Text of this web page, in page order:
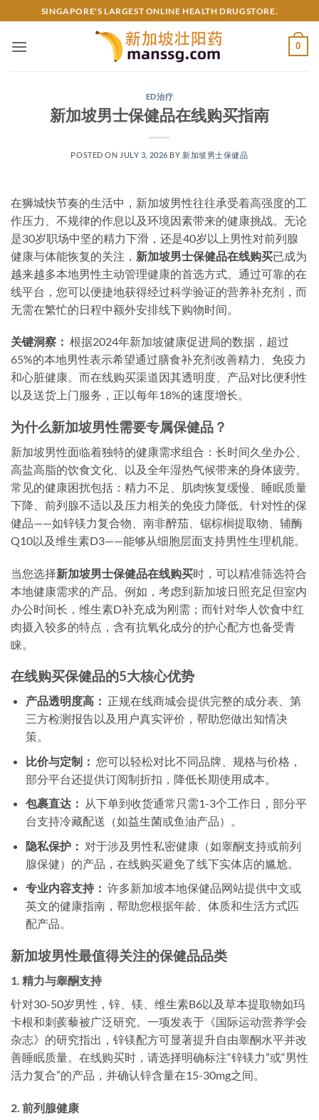
to
content
SINGAPORE'S LARGEST ONLINE HEALTH DRUGSTORE.
0
ED治疗
新加坡男士保健品在线购买指南
POSTED ON JULY 3, 2026 BY 新加坡男士保健品
在狮城快节奏的生活中，新加坡男性往往承受着高强度的工
作压力、不规律的作息以及环境因素带来的健康挑战。无论
是30岁职场中坚的精力下滑，还是40岁以上男性对前列腺
健康与体能恢复的关注， 新加坡男士保健品在线购买已成为
越来越多本地男性主动管理健康的首选方式。通过可靠的在
线平台，您可以便捷地获得经过科学验证的营养补充剂，而
无需在繁忙的日程中额外安排线下购物时间。
关键洞察： 根据2024年新加坡健康促进局的数据，超过
65%的本地男性表示希望通过膳食补充剂改善精力、免疫力
和心脏健康。而在线购买渠道因其透明度、产品对比便利性
以及送货上门服务，正以每年18%的速度增长。
为什么新加坡男性需要专属保健品？
新加坡男性面临着独特的健康需求组合：长时间久坐办公、
高盐高脂的饮食文化、以及全年湿热气候带来的身体疲劳。
常见的健康困扰包括：精力不足、肌肉恢复缓慢、睡眠质量
下降、前列腺不适以及压力相关的免疫力降低。针对性的保
健品——如锌镁力复合物、南非醉茄、锯棕榈提取物、辅酶
Q10以及维生素D3——能够从细胞层面支持男性生理机能。
当您选择新加坡男士保健品在线购买时，可以精准筛选符合
本地健康需求的产品。例如，考虑到新加坡日照充足但室内
办公时间长，维生素D补充成为刚需；而针对华人饮食中红
肉摄入较多的特点，含有抗氧化成分的护心配方也备受青
睐。
在线购买保健品的5大核心优势
产品透明度高： 正规在线商城会提供完整的成分表、第
三方检测报告以及用户真实评价，帮助您做出知情决
策。
比价与定制： 您可以轻松对比不同品牌、规格与价格，
部分平台还提供订阅制折扣，降低长期使用成本。
包裹直达： 从下单到收货通常只需1-3个工作日，部分平
台支持冷藏配送（如益生菌或鱼油产品）。
隐私保护： 对于涉及男性私密健康（如睾酮支持或前列
腺保健）的产品，在线购买避免了线下实体店的尴尬。
专业内容支持： 许多新加坡本地保健品网站提供中文或
英文的健康指南，帮助您根据年龄、体质和生活方式匹
配产品。
新加坡男性最值得关注的保健品品类
1. 精力与睾酮支持
针对30-50岁男性，锌、镁、维生素B6以及草本提取物如玛
卡根和刺蒺藜被广泛研究。一项发表于《国际运动营养学会
杂志》的研究指出，锌镁配方可显著提升自由睾酮水平并改
善睡眠质量。在线购买时，请选择明确标注“锌镁力”或“男性
活力复合”的产品，并确认锌含量在15-30mg之间。
2. 前列腺健康